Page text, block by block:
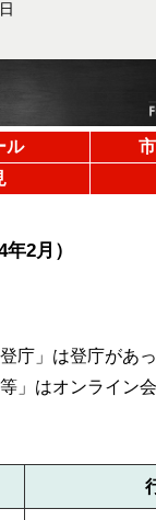
ル
2月）
」は登庁があ
等」はオンライン